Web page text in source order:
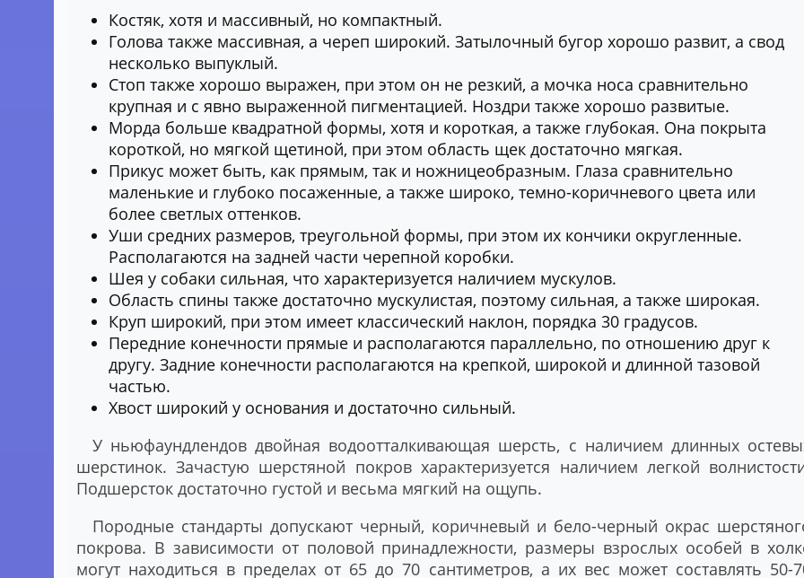
Костяк, хотя и массивный, но компактный.
Голова также массивная, а череп широкий. Затылочный бугор хорошо развит, а свод
несколько выпуклый.
Стоп также хорошо выражен, при этом он не резкий, а мочка носа сравнительно
крупная и с явно выраженной пигментацией. Ноздри также хорошо развитые.
Морда больше квадратной формы, хотя и короткая, а также глубокая. Она покрыта
короткой, но мягкой щетиной, при этом область щек достаточно мягкая.
Прикус может быть, как прямым, так и ножницеобразным. Глаза сравнительно
маленькие и глубоко посаженные, а также широко, темно-коричневого цвета или
более светлых оттенков.
Уши средних размеров, треугольной формы, при этом их кончики округленные.
Располагаются на задней части черепной коробки.
Шея у собаки сильная, что характеризуется наличием мускулов.
Область спины также достаточно мускулистая, поэтому сильная, а также широкая.
Круп широкий, при этом имеет классический наклон, порядка 30 градусов.
Передние конечности прямые и располагаются параллельно, по отношению друг к
другу. Задние конечности располагаются на крепкой, широкой и длинной тазовой
частью.
Хвост широкий у основания и достаточно сильный.
У ньюфаундлендов двойная водоотталкивающая шерсть, с наличием длинных
шерстинок. Зачастую шерстяной покров характеризуется наличием легкой
Подшерсток достаточно густой и весьма мягкий на ощупь.
Породные стандарты допускают черный, коричневый и бело-черный окрас
покрова. В зависимости от половой принадлежности, размеры взрослых особей в
могут находиться в пределах от 65 до 70 сантиметров, а их вес может составлять 50-